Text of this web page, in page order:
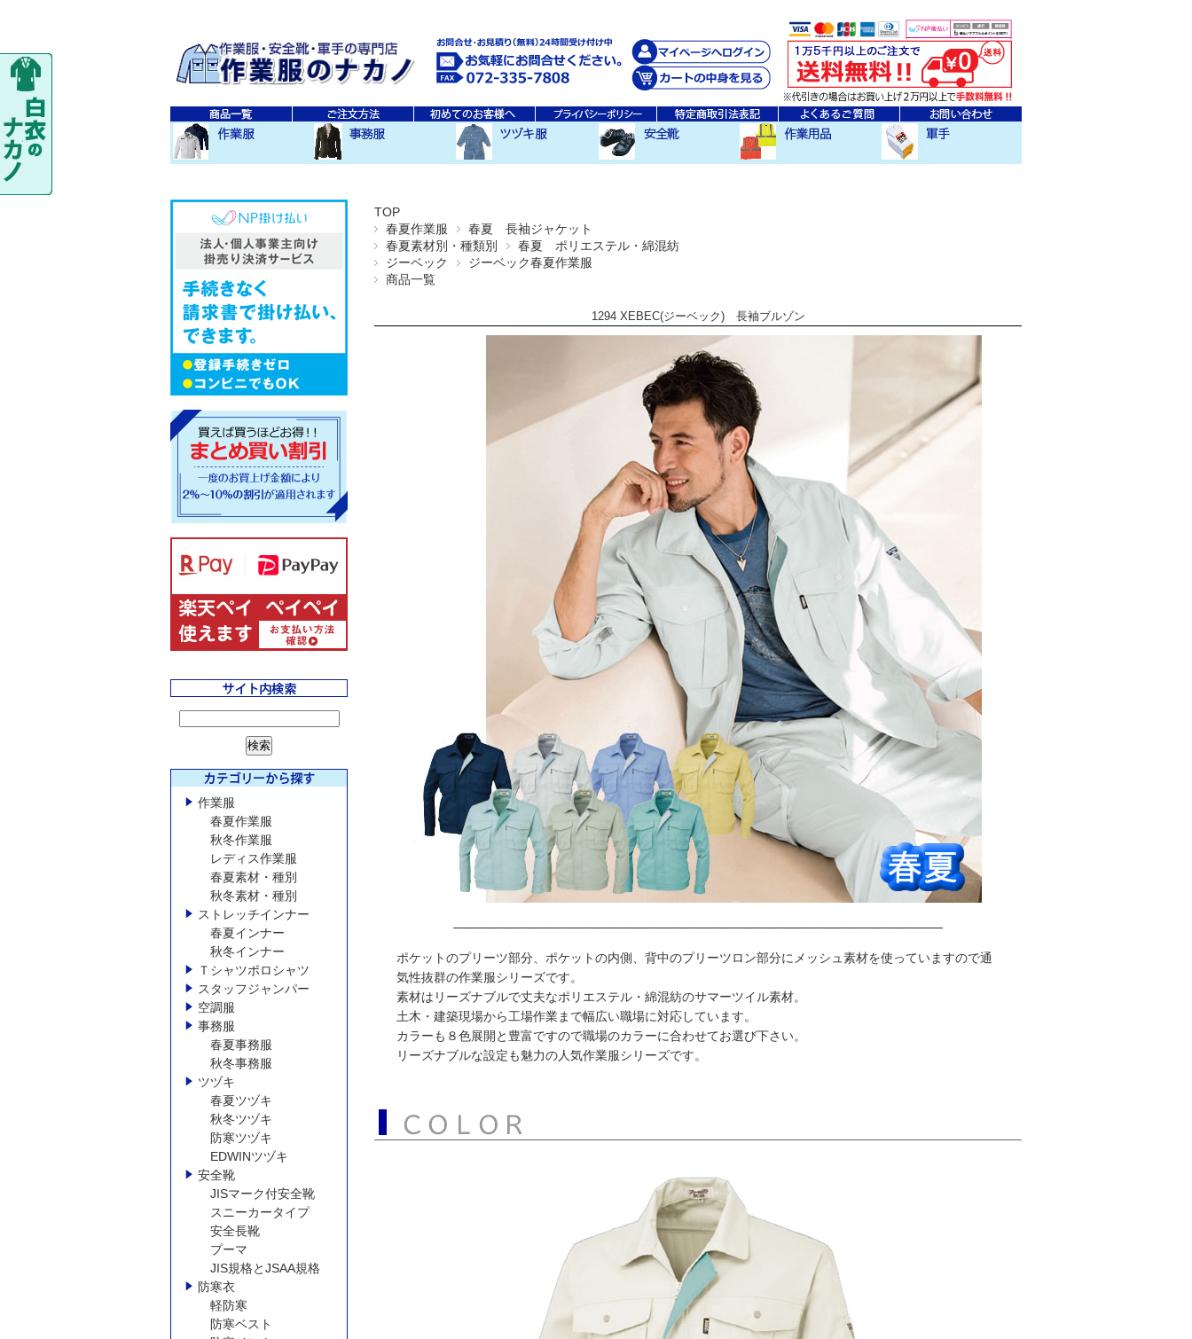
TOP
春夏作業服
春夏 長袖ジャケット
春夏素材別・種類別
春夏 ポリエステル・綿混紡
ジーベック
ジーベック春夏作業服
商品一覧
1294 XEBEC(ジーベック) 長袖ブルゾン
ポケットのプリーツ部分、ポケットの内側、背中のプリーツロン部分にメッシュ素材を使っていますので通
気性抜群の作業服シリーズです。
素材はリーズナブルで丈夫なポリエステル・綿混紡のサマーツイル素材。
土木・建築現場から工場作業まで幅広い職場に対応しています。
カラーも８色展開と豊富ですので職場のカラーに合わせてお選び下さい。
リーズナブルな設定も魅力の人気作業服シリーズです。
作業服
春夏作業服
秋冬作業服
レディス作業服
春夏素材・種別
秋冬素材・種別
ストレッチインナー
春夏インナー
秋冬インナー
Ｔシャツポロシャツ
スタッフジャンパー
空調服
事務服
春夏事務服
秋冬事務服
ツヅキ
春夏ツヅキ
秋冬ツヅキ
防寒ツヅキ
EDWINツヅキ
安全靴
JISマーク付安全靴
スニーカータイプ
安全長靴
プーマ
JIS規格とJSAA規格
防寒衣
軽防寒
防寒ベスト